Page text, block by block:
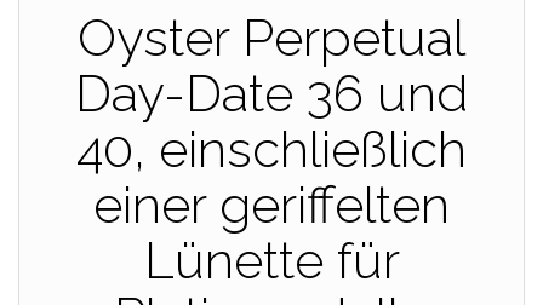
Oyster Perpetual
Day-Date 36 und
40, einschließlich
einer geriffelten
Lünette für